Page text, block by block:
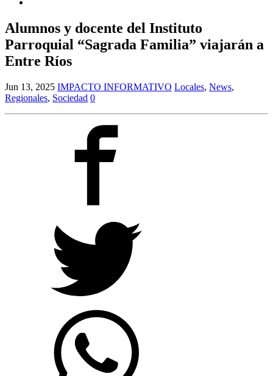
Alumnos y docente del Instituto
Parroquial “Sagrada Familia” viajarán a
Entre Ríos
Jun 13, 2025 IMPACTO INFORMATIVO Locales, News,
Regionales, Sociedad 0